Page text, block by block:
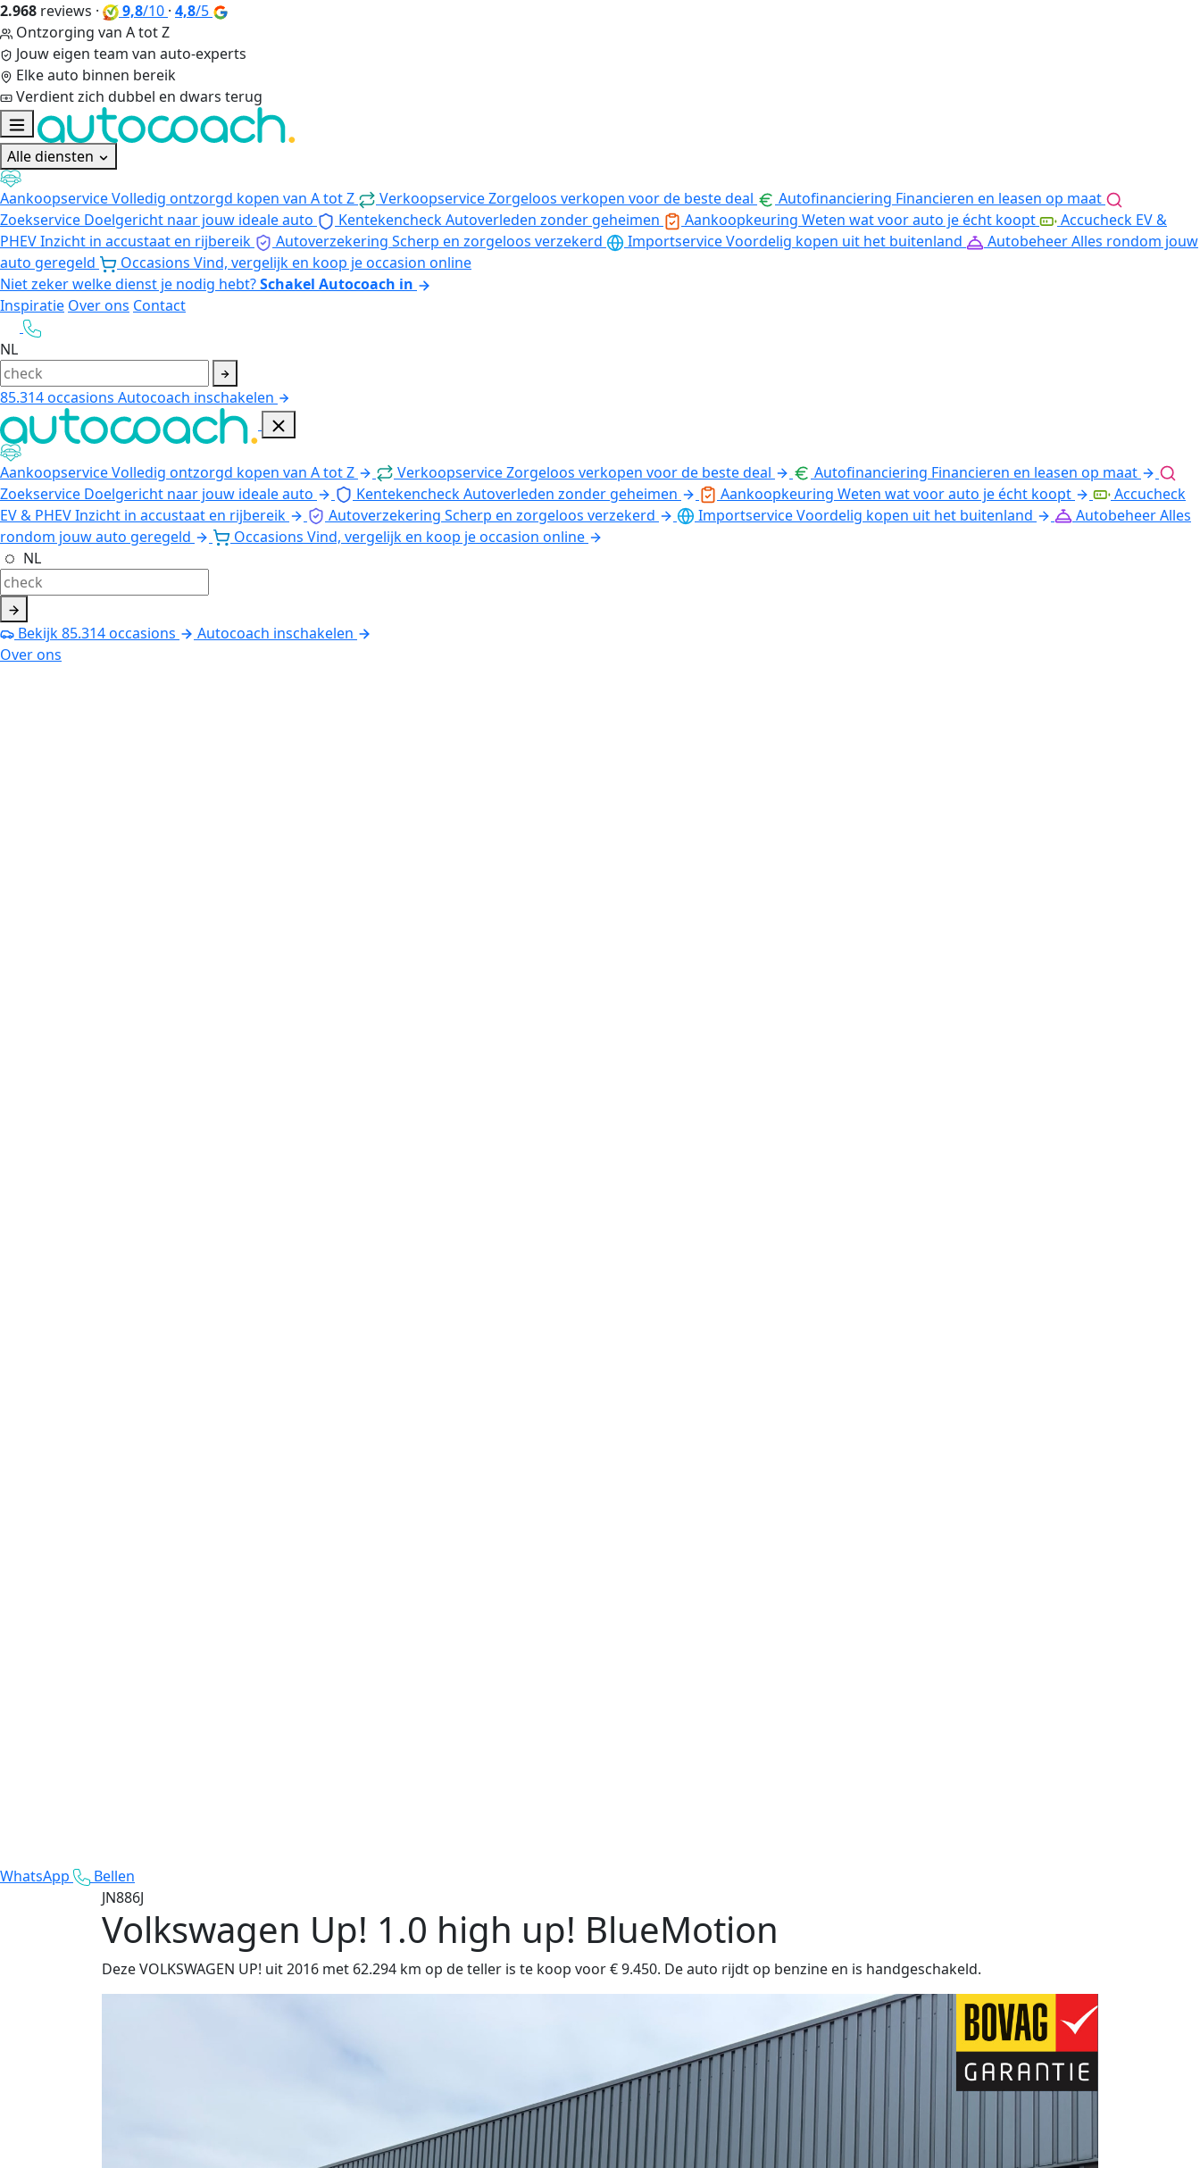
2.968 reviews · 9,8/10 · 4,8/5
Ontzorging van A tot Z
Jouw eigen team van auto-experts
Elke auto binnen bereik
Verdient zich dubbel en dwars terug
Alle diensten
AankoopserviceVolledig ontzorgd kopen van A tot Z VerkoopserviceZorgeloos verkopen voor de beste deal Autofinanciering Financieren en leasen op maat
Zoekservice Doelgericht naar jouw ideale auto KentekencheckAutoverleden zonder geheimen Aankoopkeuring Weten wat voor auto je écht koopt
Accucheck EV &
PHEVInzicht in accustaat en rijbereik Autoverzekering Scherp en zorgeloos verzekerd ImportserviceVoordelig kopen uit het buitenland AutobeheerAlles rondom jouw
auto geregeld
Occasions Vind, vergelijk en koop je occasion online
Niet zeker welke dienst je nodig hebt?Schakel Autocoach in
Inspiratie Over ons Contact
NL
85.314occasions Autocoach inschakelen
AankoopserviceVolledig ontzorgd kopen van A tot Z VerkoopserviceZorgeloos verkopen voor de beste deal Autofinanciering Financieren en leasen op maat
Zoekservice Doelgericht naar jouw ideale auto KentekencheckAutoverleden zonder geheimen Aankoopkeuring Weten wat voor auto je écht koopt
Accucheck
EV & PHEVInzicht in accustaat en rijbereik Autoverzekering Scherp en zorgeloos verzekerd ImportserviceVoordelig kopen uit het buitenland AutobeheerAlles
rondom jouw auto geregeld
Occasions Vind, vergelijk en koop je occasion online
NL
Bekijk85.314occasions
Autocoach inschakelen
Over ons
WhatsApp
Bellen
JN886J
Volkswagen Up! 1.0 high up! BlueMotion
Deze VOLKSWAGEN UP! uit 2016 met 62.294 km op de teller is te koop voor € 9.450. De auto rijdt op benzine en is handgeschakeld.